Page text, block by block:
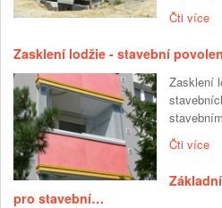
Čti více
Zasklení lodžie - stavební
Zasklení
Čti více
pro stavební…